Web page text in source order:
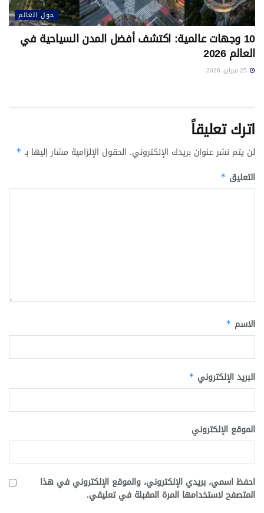
حول العالم
10 وجهات عالمية: اكتشف أفضل المدن السياحية في
العالم 2026
اترك تعليقاً
لن يتم نشر عنوان بريدك الإلكتروني. الحقول الإلزامية مشار إليها بـ *
التعليق *
الاسم *
البريد الإلكتروني *
الموقع الإلكتروني
احفظ اسمي، بريدي الإلكتروني، والموقع الإلكتروني في هذا
المتصفح لاستخدامها المرة المقبلة في تعليقي.